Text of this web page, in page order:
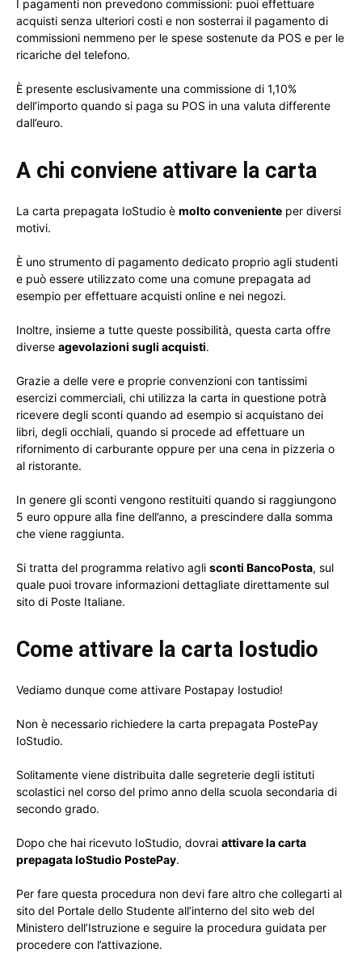
I pagamenti non prevedono commissioni: puoi effettuare
acquisti senza ulteriori costi e non sosterrai il pagamento di
commissioni nemmeno per le spese sostenute da POS e per le
ricariche del telefono.
È presente esclusivamente una commissione di 1,10%
dell’importo quando si paga su POS in una valuta differente
dall’euro.
A chi conviene attivare la carta
La carta prepagata IoStudio è molto conveniente per diversi
motivi.
È uno strumento di pagamento dedicato proprio agli studenti
e può essere utilizzato come una comune prepagata ad
esempio per effettuare acquisti online e nei negozi.
Inoltre, insieme a tutte queste possibilità, questa carta offre
diverse agevolazioni sugli acquisti.
Grazie a delle vere e proprie convenzioni con tantissimi
esercizi commerciali, chi utilizza la carta in questione potrà
ricevere degli sconti quando ad esempio si acquistano dei
libri, degli occhiali, quando si procede ad effettuare un
rifornimento di carburante oppure per una cena in pizzeria o
al ristorante.
In genere gli sconti vengono restituiti quando si raggiungono
5 euro oppure alla fine dell’anno, a prescindere dalla somma
che viene raggiunta.
Si tratta del programma relativo agli sconti BancoPosta, sul
quale puoi trovare informazioni dettagliate direttamente sul
sito di Poste Italiane.
Come attivare la carta Iostudio
Vediamo dunque come attivare Postapay Iostudio!
Non è necessario richiedere la carta prepagata PostePay
IoStudio.
Solitamente viene distribuita dalle segreterie degli istituti
scolastici nel corso del primo anno della scuola secondaria di
secondo grado.
Dopo che hai ricevuto IoStudio, dovrai attivare la carta
prepagata IoStudio PostePay.
Per fare questa procedura non devi fare altro che collegarti al
sito del Portale dello Studente all’interno del sito web del
Ministero dell’Istruzione e seguire la procedura guidata per
procedere con l’attivazione.